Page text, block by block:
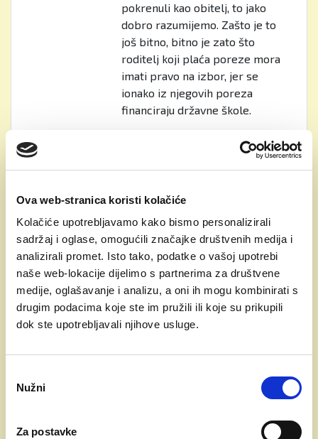
Ova web-stranica koristi kolačiće
Kolačiće upotrebljavamo kako bismo personalizirali
sadržaj i oglase, omogućili značajke društvenih medija i
analizirali promet. Isto tako, podatke o vašoj upotrebi
naše web-lokacije dijelimo s partnerima za društvene
medije, oglašavanje i analizu, a oni ih mogu kombinirati s
drugim podacima koje ste im pružili ili koje su prikupili
dok ste upotrebljavali njihove usluge.
pristanka
Nužni
Za postavke
pokrenuli kao obitelj, to jako
dobro razumijemo. Zašto je to
još bitno, bitno je zato što
roditelj koji plaća poreze mora
imati pravo na izbor, jer se
ionako iz njegovih poreza
financiraju državne škole.
Kako izgleda škola „iznutra”?
preko dvadesetak s posebno
stolicama za pravilno sjedenje i
rasterećenje kralježnice. Imamo
i bazen i teretanu. Laboratorij,
likovni studio, informatičku
učionicu, veliku i malu sportsku
dvoranu, knjižnicu, kuhinju i
blagovaonicu. Tu je i
učenici mogli neometano čitati
knjige tijekom odmora i druženja.
deluxe sobe od 28 m2 s vlastitim